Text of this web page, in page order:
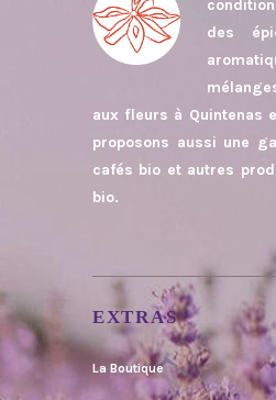
des
aux fleurs à Quintenas
proposons aussi une
cafés bio et autres
bio.
EXTRAS
La Boutique